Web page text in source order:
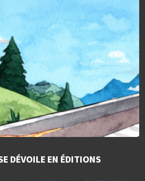
DÉVOILE EN ÉDITIONS